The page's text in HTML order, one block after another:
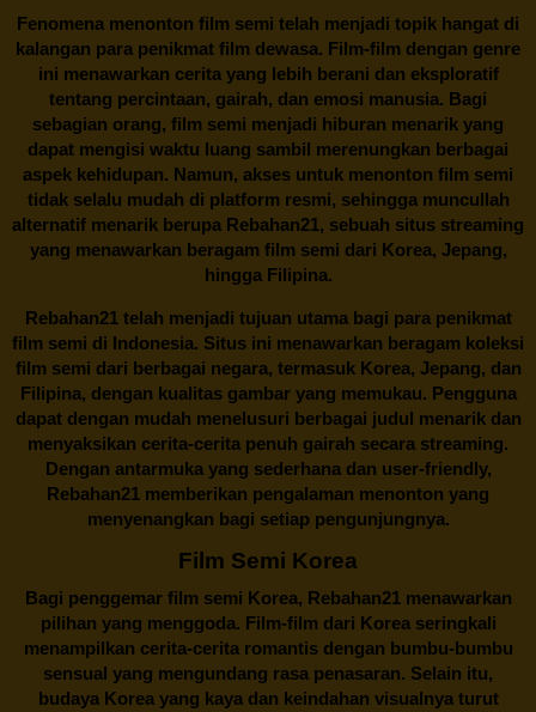
Fenomena menonton film semi telah menjadi topik hangat di
kalangan para penikmat film dewasa. Film-film dengan genre
ini menawarkan cerita yang lebih berani dan eksploratif
tentang percintaan, gairah, dan emosi manusia. Bagi
sebagian orang, film semi menjadi hiburan menarik yang
dapat mengisi waktu luang sambil merenungkan berbagai
aspek kehidupan. Namun, akses untuk menonton film semi
tidak selalu mudah di platform resmi, sehingga muncullah
alternatif menarik berupa Rebahan21, sebuah situs streaming
yang menawarkan beragam film semi dari Korea, Jepang,
hingga Filipina.
Rebahan21telah menjadi tujuan utama bagi para penikmat
film semi di Indonesia. Situs ini menawarkan beragam koleksi
film semi dari berbagai negara, termasuk Korea, Jepang, dan
Filipina, dengan kualitas gambar yang memukau. Pengguna
dapat dengan mudah menelusuri berbagai judul menarik dan
menyaksikan cerita-cerita penuh gairah secara streaming.
Dengan antarmuka yang sederhana dan user-friendly,
Rebahan21 memberikan pengalaman menonton yang
menyenangkan bagi setiap pengunjungnya.
Film Semi Korea
Bagi penggemar film semi Korea, Rebahan21menawarkan
pilihan yang menggoda. Film-film dari Korea seringkali
menampilkan cerita-cerita romantis dengan bumbu-bumbu
sensual yang mengundang rasa penasaran. Selain itu,
budaya Korea yang kaya dan keindahan visualnya turut